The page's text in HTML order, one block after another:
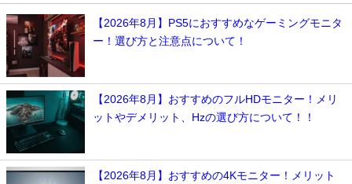
【2026年8月】PS5におすすめなゲーミングモニタ
ー！選び方と注意点について！
【2026年8月】おすすめのフルHDモニター！メリ
ットやデメリット、Hzの選び方について！！
【2026年8月】おすすめの4Kモニター！メリット